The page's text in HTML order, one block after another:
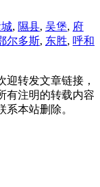
, 隰县, 吴堡, 府
尔多斯, 东胜, 呼和
转发文章链接，
有注明的转载内容
本站删除。